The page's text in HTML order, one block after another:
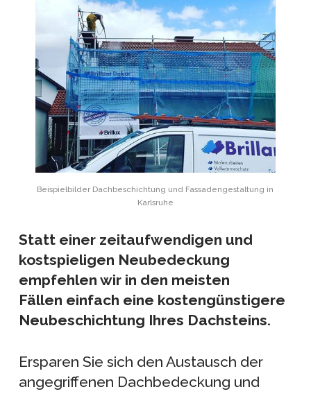
Beispielbilder Dachbeschichtung und Fassadengestaltung in
Karlsruhe
Statt einer zeitaufwendigen und
kostspieligen Neubedeckung
empfehlen wir in den meisten
Fällen einfach eine kostengünstigere
Neubeschichtung Ihres Dachsteins.
Ersparen Sie sich den Austausch der
angegriffenen Dachbedeckung und